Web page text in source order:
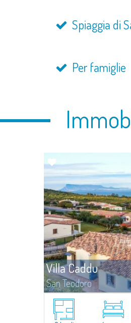
Spiaggia di
Per famiglie
Villa Caddu
San Teodoro
​Villa panoramica in vendita in
dall’omonima spiaggia e a
villa vanta una posizione